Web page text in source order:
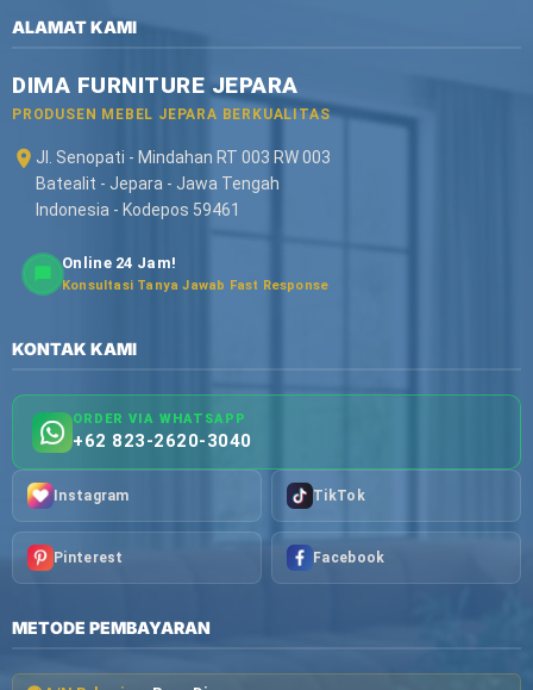
ALAMAT KAMI
DIMA FURNITURE JEPARA
PRODUSEN MEBEL JEPARA BERKUALITAS
Jl. Senopati - Mindahan RT 003 RW 003
Batealit - Jepara - Jawa Tengah
Indonesia - Kodepos 59461
Online 24 Jam!
Konsultasi Tanya Jawab Fast Response
KONTAK KAMI
ORDER VIA WHATSAPP
+62 823-2620-3040
Instagram TikTok
Pinterest Facebook
METODE PEMBAYARAN